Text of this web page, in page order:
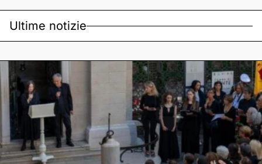
Ultime notizie